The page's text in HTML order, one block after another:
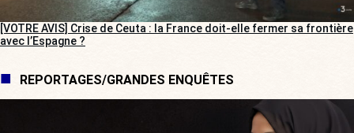
[VOTRE AVIS] Crise de Ceuta : la France doit-elle fermer sa frontière
avec l’Espagne ?
REPORTAGES/GRANDES ENQUÊTES